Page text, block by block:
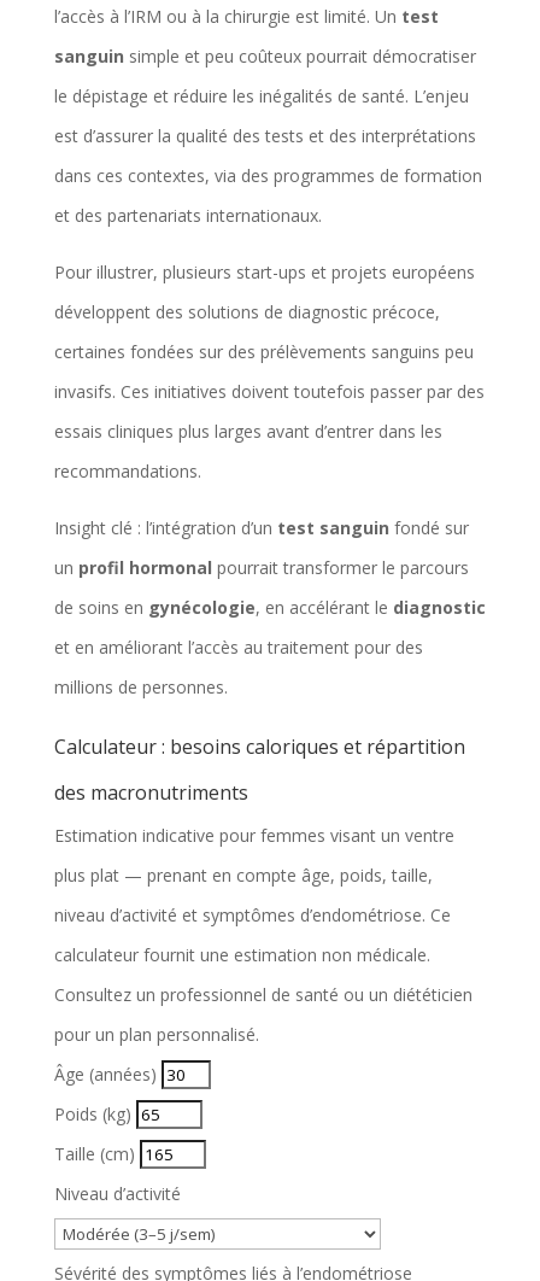
l’accès à l’IRM ou à la chirurgie est limité. Un test
sanguin simple et peu coûteux pourrait démocratiser
le dépistage et réduire les inégalités de santé. L’enjeu
est d’assurer la qualité des tests et des interprétations
dans ces contextes, via des programmes de formation
et des partenariats internationaux.
Pour illustrer, plusieurs start-ups et projets européens
développent des solutions de diagnostic précoce,
certaines fondées sur des prélèvements sanguins peu
invasifs. Ces initiatives doivent toutefois passer par des
essais cliniques plus larges avant d’entrer dans les
recommandations.
Insight clé : l’intégration d’un test sanguin fondé sur
un profil hormonal pourrait transformer le parcours
de soins en gynécologie, en accélérant le diagnostic
et en améliorant l’accès au traitement pour des
millions de personnes.
Calculateur : besoins caloriques et répartition
des macronutriments
Estimation indicative pour femmes visant un ventre
plus plat — prenant en compte âge, poids, taille,
niveau d’activité et symptômes d’endométriose. Ce
calculateur fournit une estimation non médicale.
Consultez un professionnel de santé ou un diététicien
pour un plan personnalisé.
Âge (années)
Poids (kg)
Taille (cm)
Niveau d’activité
Sévérité des symptômes liés à l’endométriose